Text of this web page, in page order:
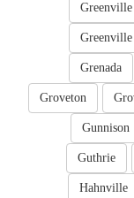
Greenville
Greenville
Grenada
Groveton
Gunnison
Guthrie
Hahnville